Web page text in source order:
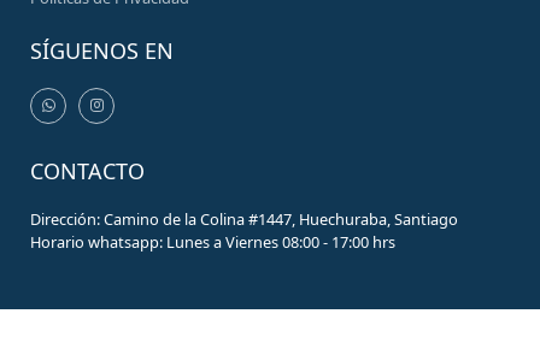
SÍGUENOS EN
CONTACTO
Dirección: Camino de la Colina #1447, Huechuraba, Santiago
Horario whatsapp: Lunes a Viernes 08:00 - 17:00 hrs